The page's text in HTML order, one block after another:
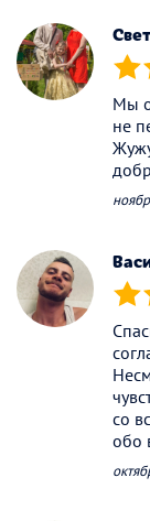
(*)
Мы
не
(*)
со
обо